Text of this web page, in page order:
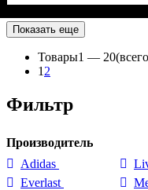
Показать еще
Товары1 — 20
1 2
Фильтр
Производитель
Adidas
Everlast